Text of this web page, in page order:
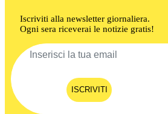
Iscriviti alla newsletter giornaliera.
Ogni sera riceverai le notizie gratis!
ISCRIVITI